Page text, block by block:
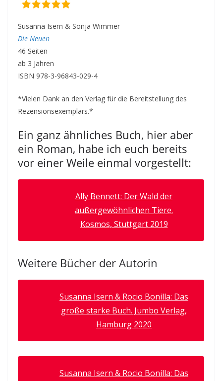
Susanna Isern & Sonja Wimmer
Die Neuen
46 Seiten
ab 3 Jahren
ISBN 978-3-96843-029-4
*Vielen Dank an den Verlag für die Bereitstellung des
Rezensionsexemplars.*
Ein ganz ähnliches Buch, hier aber
ein Roman, habe ich euch bereits
vor einer Weile einmal vorgestellt:
Ally Bennett: Der Wald der
außergewöhnlichen Tiere.
Kosmos, Stuttgart 2019
Weitere Bücher der Autorin
Susanna Isern & Rocio Bonilla: Das
große starke Buch. Jumbo Verlag,
Hamburg 2020
Susanna Isern & Rocio Bonilla: Das